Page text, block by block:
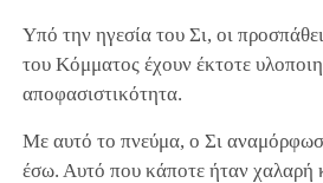
Υπό την ηγεσία του Σι, οι
του Κόμματος έχουν έκτοτε
αποφασιστικότητα.
Με αυτό το πνεύμα, ο Σι
έσω. Αυτό που κάποτε ήταν χαλαρή